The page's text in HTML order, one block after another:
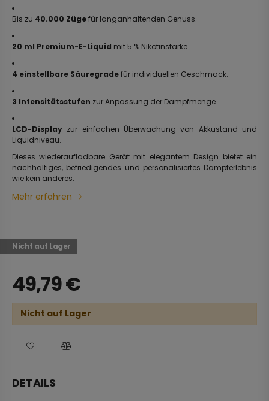
Bis zu 40.000 Zügefür langanhaltenden Genuss.
20 ml Premium-E-Liquid mit 5 % Nikotinstärke.
4 einstellbare Säuregradefür individuellen Geschmack.
3 Intensitätsstufen zur Anpassung der Dampfmenge.
LCD-Display zur einfachen Überwachung von Akkustand und
Liquidniveau.
Dieses wiederaufladbare Gerät mit elegantem Design bietet ein
nachhaltiges, befriedigendes und personalisiertes Dampferlebnis
wie kein anderes.
Mehr erfahren
Nicht auf Lager
49,79€
Nicht auf Lager
DETAILS